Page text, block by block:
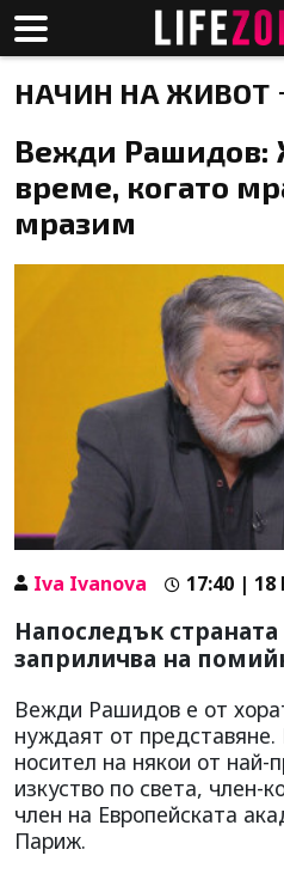
НАЧИН НА ЖИВОТ
Вежди Рашидов:
време, когато
мразим
Iva Ivanova 17:40 | 18
Напоследък
заприличва на
Вежди Рашидов е от
нуждаят от
носител на някои от най-
изкуство по света, член-
член на Европейската
Париж.